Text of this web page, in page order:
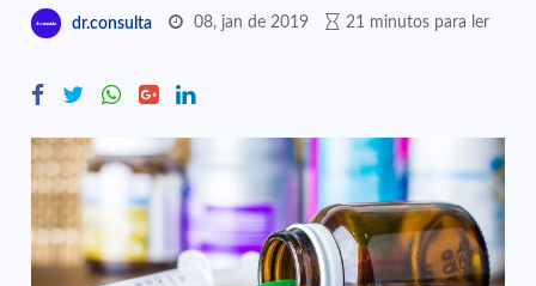
dr.consulta 08, jan de 2019 21 minutos para ler